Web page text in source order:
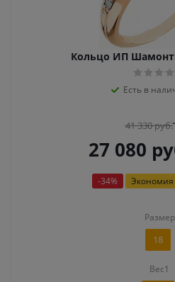
Кольцо ИП
Есть в
41 330руб.
27 080
-34% Экономия
Размер
18
Вес1